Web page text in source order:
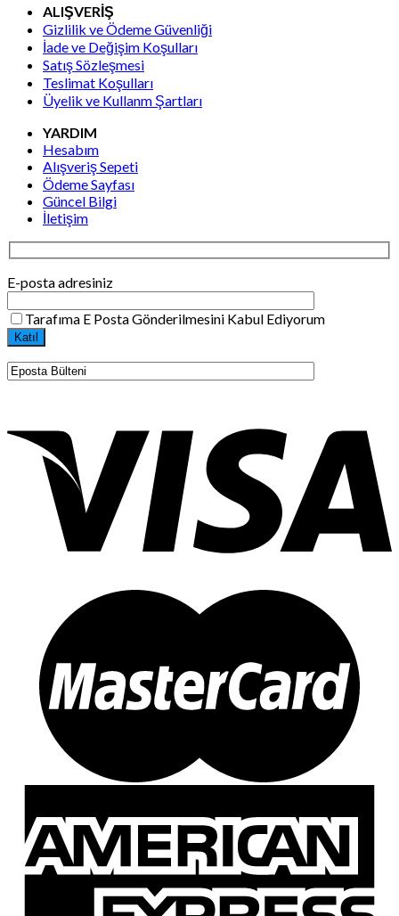
ALIŞVERİŞ
Gizlilik ve Ödeme Güvenliği
İade ve Değişim Koşulları
Satış Sözleşmesi
Teslimat Koşulları
Üyelik ve Kullanm Şartları
YARDIM
Hesabım
Alışveriş Sepeti
Ödeme Sayfası
Güncel Bilgi
İletişim
E-posta adresiniz
Tarafıma E Posta Gönderilmesini Kabul Ediyorum